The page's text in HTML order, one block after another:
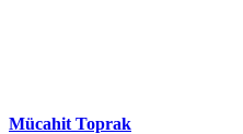
Mücahit Toprak